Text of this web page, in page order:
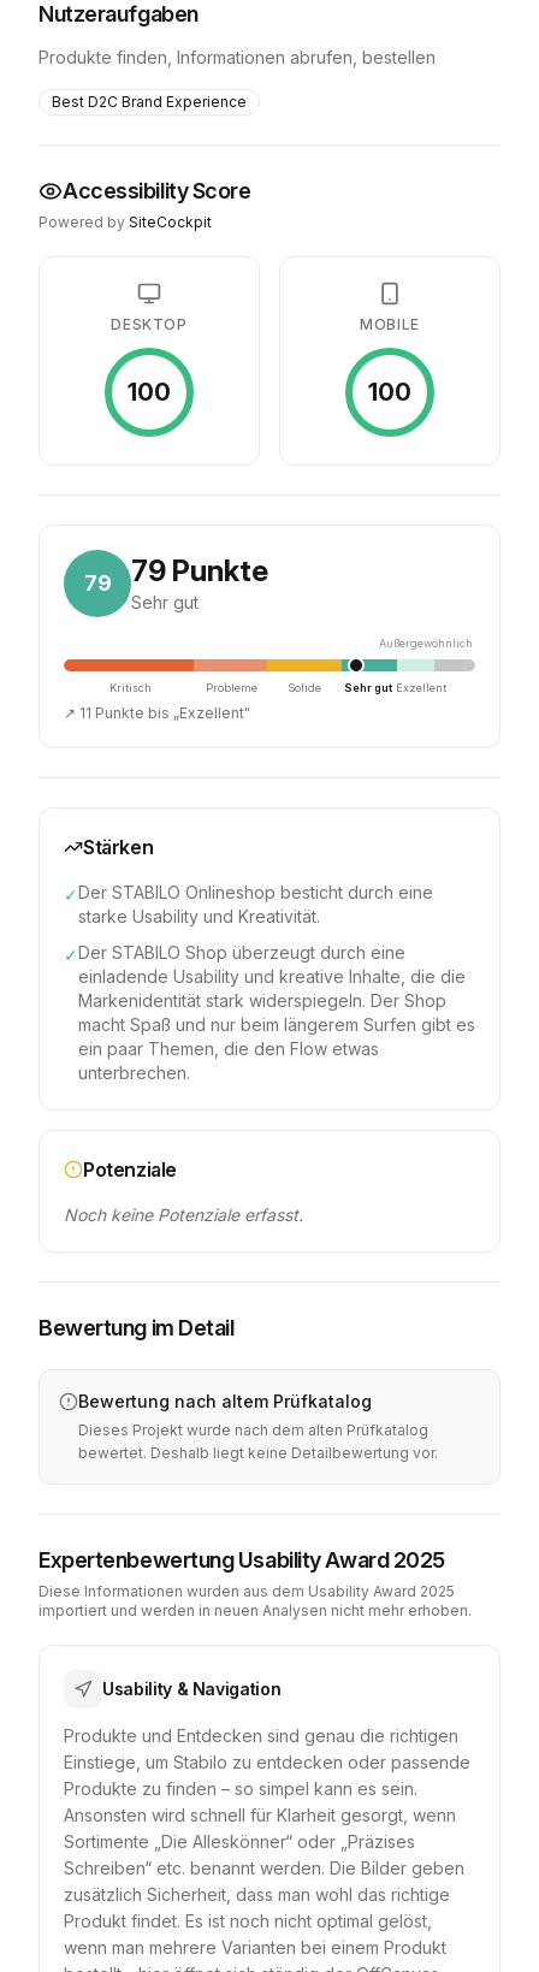
Nutzeraufgaben
Produkte finden, Informationen abrufen, bestellen
Best D2C Brand Experience
Accessibility Score
Powered by SiteCockpit
DESKTOP
100
MOBILE
100
79 79 Punkte
Sehr gut
Außergewöhnlich
Kritisch Probleme Solide Sehr gut Exzellent
↗ 11 Punkte bis „Exzellent"
Stärken
✓Der STABILO Onlineshop besticht durch eine
starke Usability und Kreativität.
✓Der STABILO Shop überzeugt durch eine
einladende Usability und kreative Inhalte, die die
Markenidentität stark widerspiegeln. Der Shop
macht Spaß und nur beim längerem Surfen gibt es
ein paar Themen, die den Flow etwas
unterbrechen.
Potenziale
Noch keine Potenziale erfasst.
Bewertung im Detail
Bewertung nach altem Prüfkatalog
Dieses Projekt wurde nach dem alten Prüfkatalog
bewertet. Deshalb liegt keine Detailbewertung vor.
Expertenbewertung Usability Award 2025
Diese Informationen wurden aus dem Usability Award 2025
importiert und werden in neuen Analysen nicht mehr erhoben.
Usability & Navigation
Produkte und Entdecken sind genau die richtigen
Einstiege, um Stabilo zu entdecken oder passende
Produkte zu finden – so simpel kann es sein.
Ansonsten wird schnell für Klarheit gesorgt, wenn
Sortimente „Die Alleskönner“ oder „Präzises
Schreiben“ etc. benannt werden. Die Bilder geben
zusätzlich Sicherheit, dass man wohl das richtige
Produkt findet. Es ist noch nicht optimal gelöst,
wenn man mehrere Varianten bei einem Produkt